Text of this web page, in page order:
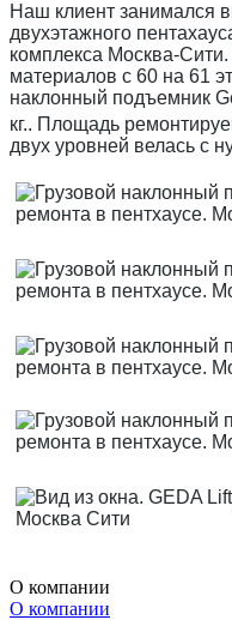
Наш клиент занимался
двухэтажного
комплекса Москва-
материалов с 60 на 61
наклонный подъемник
кг.. Площадь
двух уровней велась с
О компании
О компании